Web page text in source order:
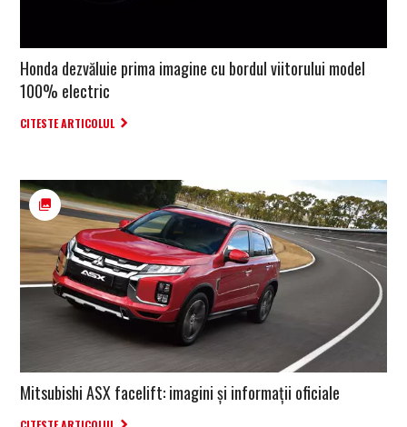
Honda dezvăluie prima imagine cu bordul viitorului model
100% electric
CITESTE ARTICOLUL
Mitsubishi ASX facelift: imagini și informații oficiale